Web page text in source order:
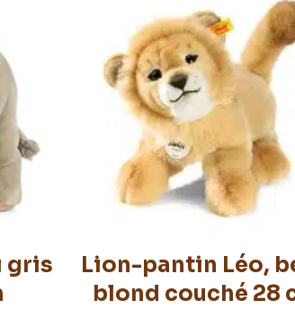
gris
Lion-pantin Léo,
blond couché 28